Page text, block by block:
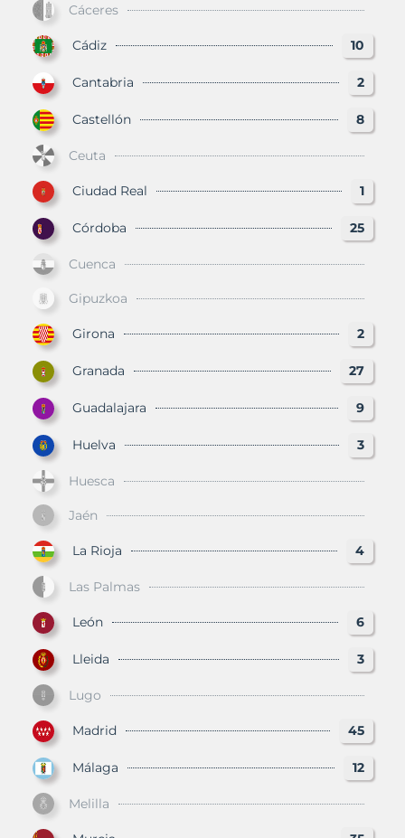
Cáceres
Cádiz 10
Cantabria 2
Castellón 8
Ceuta
Ciudad Real 1
Córdoba 25
Cuenca
Gipuzkoa
Girona 2
Granada 27
Guadalajara 9
Huelva 3
Huesca
Jaén
La Rioja 4
Las Palmas
León 6
Lleida 3
Lugo
Madrid 45
Málaga 12
Melilla